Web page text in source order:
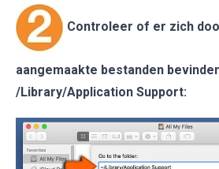
Controleer of er zich
aangemaakte bestanden
/Library/Application Support: